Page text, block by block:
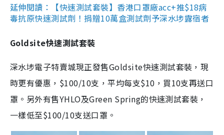
延伸閱讀：【快速測試套裝】香港口罩廠acc+推$18病
毒抗原快速測試劑！捐贈10萬盒測試劑予深水埗露宿者
Goldsite快速測試套裝
深水埗電子特賣城現正發售Goldsite快速測試套裝，現
時更有優惠，$100/10支，平均每支$10，買10支再送口
罩。另外有售YHLO及Green Spring的快速測試套裝，
一樣低至$100/10支送口罩。